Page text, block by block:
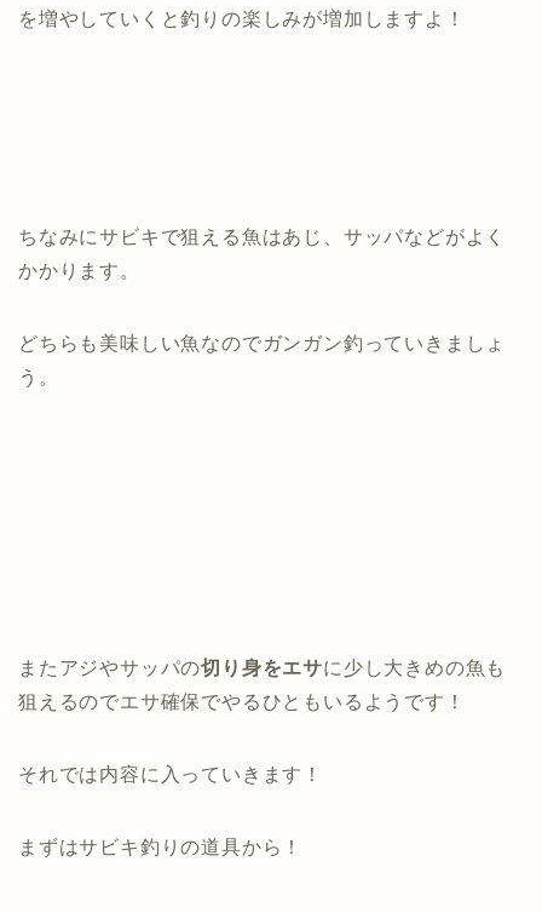
を増やしていくと釣りの楽しみが増加しますよ！
ちなみにサビキで狙える魚はあじ、サッパなどがよく
かかります。
どちらも美味しい魚なのでガンガン釣っていきましょ
う。
またアジやサッパの切り身をエサに少し大きめの魚も
狙えるのでエサ確保でやるひともいるようです！
それでは内容に入っていきます！
まずはサビキ釣りの道具から！